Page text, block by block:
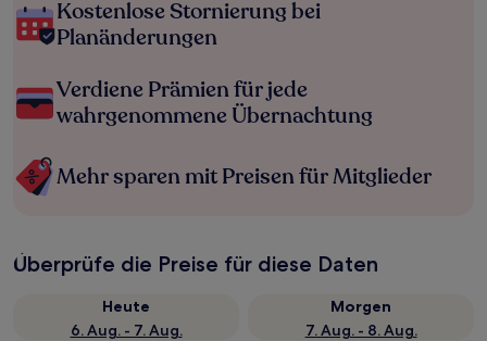
Kostenlose Stornierung bei
Planänderungen
Verdiene Prämien für jede
wahrgenommene Übernachtung
Mehr sparen mit Preisen für Mitglieder
Überprüfe die Preise für diese Daten
Heute
6. Aug. - 7. Aug.
Morgen
7. Aug. - 8. Aug.